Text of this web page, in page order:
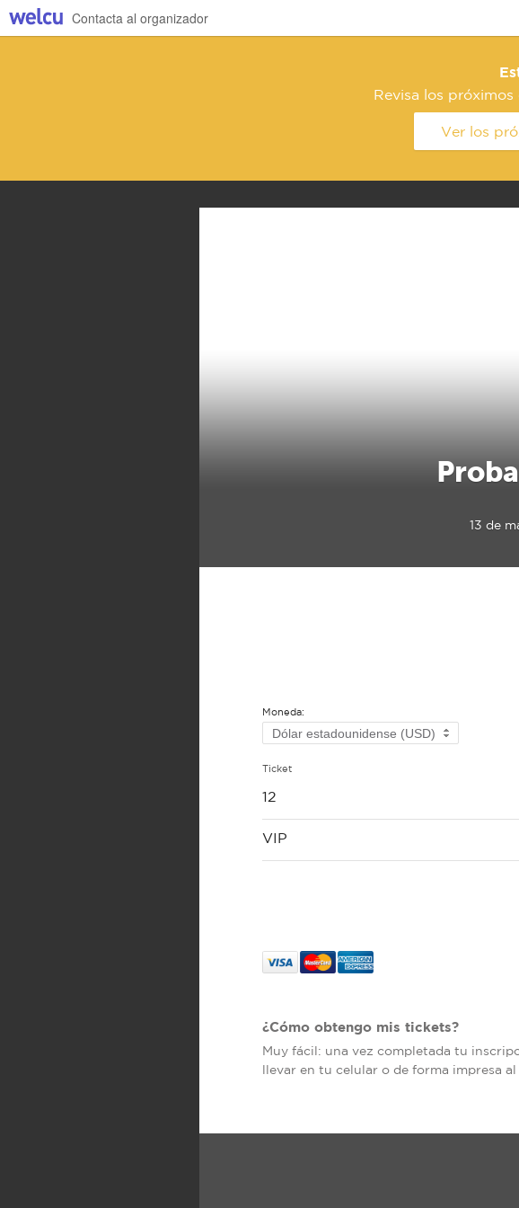
Contacta al organizador
Revisa los
Ver los
13 de
Moneda:
Ticket
12
VIP
¿Cómo obtengo mis tickets?
Muy fácil: una vez completada tu
llevar en tu celular o de forma impresa al